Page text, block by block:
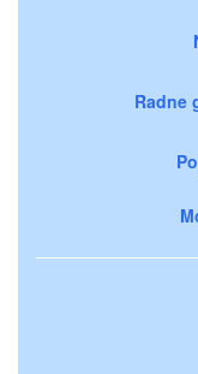
Radne